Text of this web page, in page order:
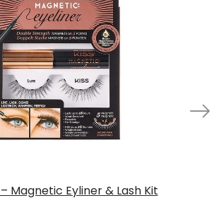
– Magnetic Eyliner & Lash Kit